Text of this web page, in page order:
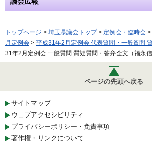
トップページ > 埼玉県議会トップ> 定例会・臨時会 >
月定例会 > 平成31年2月定例会 代表質問・一般質問
31年2月定例会 一般質問 質疑質問・答弁全文（福永信
ページの先頭へ戻る
サイトマップ
ウェブアクセシビリティ
プライバシーポリシー・免責事項
著作権・リンクについて